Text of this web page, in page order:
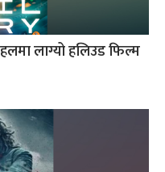
लाग्यो हलिउड फिल्म